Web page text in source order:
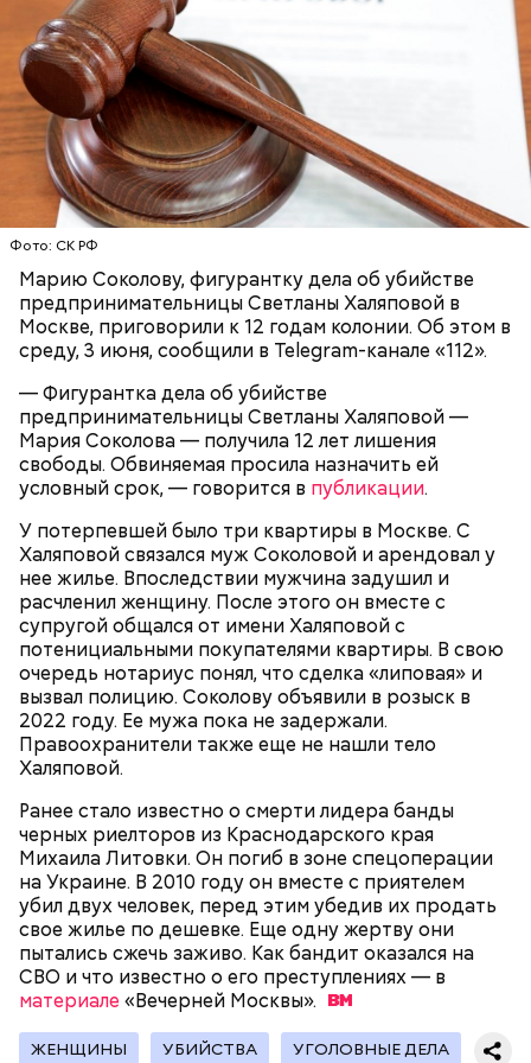
Фото: СК РФ
Марию Соколову, фигурантку дела об убийстве
предпринимательницы Светланы Халяповой в
Москве, приговорили к 12 годам колонии. Об этом в
среду, 3 июня, сообщили в Telegram-канале «112».
— Фигурантка дела об убийстве
предпринимательницы Светланы Халяповой —
Мария Соколова — получила 12 лет лишения
свободы. Обвиняемая просила назначить ей
условный срок, — говорится в публикации.
У потерпевшей было три квартиры в Москве. С
Халяповой связался муж Соколовой и арендовал у
нее жилье. Впоследствии мужчина задушил и
расчленил женщину. После этого он вместе с
супругой общался от имени Халяповой с
потенициальными покупателями квартиры. В свою
очередь нотариус понял, что сделка «липовая» и
вызвал полицию. Соколову объявили в розыск в
2022 году. Ее мужа пока не задержали.
Правоохранители также еще не нашли тело
Халяповой.
Ранее стало известно о смерти лидера банды
черных риелторов из Краснодарского края
Михаила Литовки. Он погиб в зоне спецоперации
на Украине. В 2010 году он вместе с приятелем
убил двух человек, перед этим убедив их продать
свое жилье по дешевке. Еще одну жертву они
пытались сжечь заживо. Как бандит оказался на
СВО и что известно о его преступлениях — в
материале «Вечерней Москвы».
ЖЕНЩИНЫ УБИЙСТВА УГОЛОВНЫЕ ДЕЛА
— Гасанов, являясь индивидуальным
предпринимателем, осуществлял
предпринимательскую деятельность в области
продажи и размещения рекламы в социальных
сетях. С целью сокрытия своих доходов часть
Родственники обналичивали деньги и возвращали
их Гасанову. А чтобы пользоваться деньгами и не
вызвать подозрений у налоговой, Гасанов либо
распределял их между еще несколькими счетами,
либо
Блогеру грозило до семи лет лишения свободы.
Следующим подопытным стал друг детства
Миссюры Константин. 3 февраля того же года,
когда молодые люди ехали вместе в машине,
подозреваемый угостил приятеля морсом с
этиленгликолем. Через два дня Константин умер в
больнице.
— Мы съездили за витаминами, вернулись обратно,
поднялись домой. У него ухудшилось самочувствие
через сутки... Его увезли в больницу,
реанимировали, и там он скончался, — рассказывал
Миссюра на допросе.
Play
Video
Видео: пресс-служба ГСУ СК по Московской области
родителей погибшего юноши пали на Миссюру, но
доказать его причастность к кончине их сына не
удалось. Когда же подозреваемого задержали, он
заявил, что ничего не подсыпал в морс и утверждал,
что яд могли добавить в бутылку
недоброжелатели.